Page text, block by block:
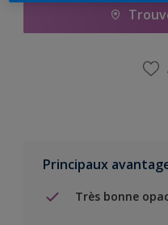
Principaux
Très bonne